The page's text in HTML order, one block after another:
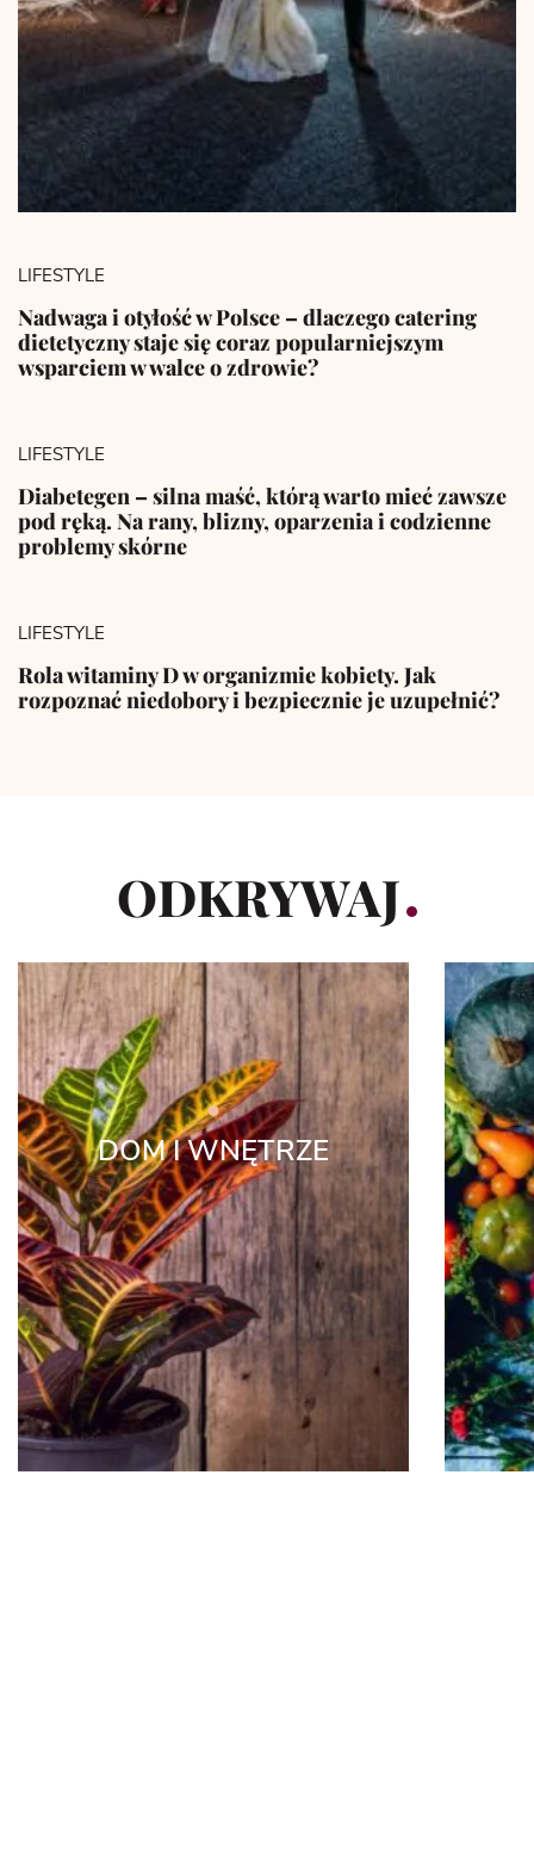
LIFESTYLE
Nadwaga i otyłość w Polsce – dlaczego catering
dietetyczny staje się coraz popularniejszym
wsparciem w walce o zdrowie?
LIFESTYLE
Diabetegen – silna maść, którą warto mieć zawsze
pod ręką. Na rany, blizny, oparzenia i codzienne
problemy skórne
LIFESTYLE
Rola witaminy D w organizmie kobiety. Jak
rozpoznać niedobory i bezpiecznie je uzupełnić?
ODKRYWAJ
DOM I WNĘTRZE